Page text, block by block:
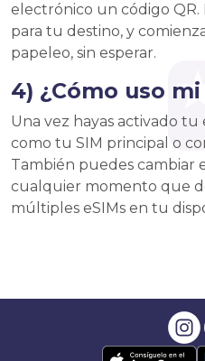
electrónico un código QR.
para tu destino, y
papeleo, sin esperar.
4) ¿Cómo uso mi
Una vez hayas activado tu
como tu SIM principal o
También puedes cambiar
cualquier momento que
múltiples eSIMs en tu